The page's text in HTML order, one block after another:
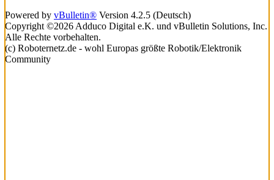
Powered by vBulletin® Version 4.2.5 (Deutsch)
Copyright ©2026 Adduco Digital e.K. und vBulletin Solutions, Inc.
Alle Rechte vorbehalten.
(c) Roboternetz.de - wohl Europas größte Robotik/Elektronik
Community